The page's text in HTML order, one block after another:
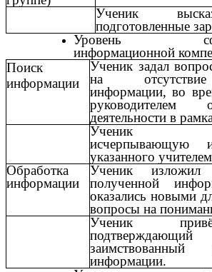
Ученик
подготовленные
Уровень
информационной
Поиск
информации
Ученик задал
на
информации, во
руководителем
деятельности в
Ученик
исчерпывающую
указанного
Обработка
информации
Ученик
полученной
оказались новыми
вопросы на
Ученик
информации.